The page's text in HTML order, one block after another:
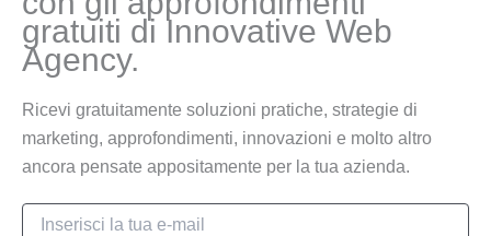
gratuiti di Innovative Web
Agency.
Ricevi gratuitamente soluzioni pratiche, strategie di
marketing, approfondimenti, innovazioni e molto altro
ancora pensate appositamente per la tua azienda.